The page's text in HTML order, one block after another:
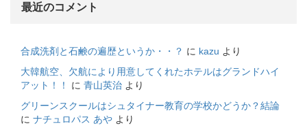
最近のコメント
合成洗剤と石鹸の遍歴というか・・？ に kazu より
大韓航空、欠航により用意してくれたホテルはグランドハイ
アット！！
に 青山英治 より
グリーンスクールはシュタイナー教育の学校かどうか？結論
に ナチュロパス あや より